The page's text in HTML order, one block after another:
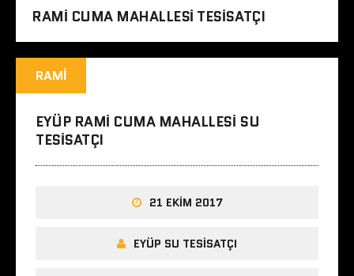
RAMI CUMA MAHALLESI TESISATÇI
RAMI
EYÜP RAMI CUMA MAHALLESI SU
TESISATÇI
21 EKIM 2017
EYÜP SU TESISATÇI